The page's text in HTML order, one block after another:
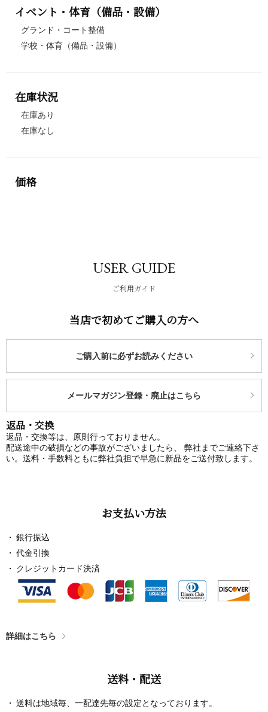
イベント・体育（備品・設備）
グランド・コート整備
学校・体育（備品・設備）
在庫状況
在庫あり
在庫なし
価格
USER GUIDE
ご利用ガイド
当店で初めてご購入の方へ
ご購入前に必ずお読みください
メールマガジン登録・廃止はこちら
返品・交換
返品・交換等は、原則行っておりません。
配送途中の破損などの事故がございましたら、 弊社までご連絡下さ
い。送料・手数料ともに弊社負担で早急に新品をご送付致します。
お支払い方法
銀行振込
代金引換
クレジットカード決済
詳細はこちら
送料・配送
送料は地域毎、一配達先毎の設定となっております。